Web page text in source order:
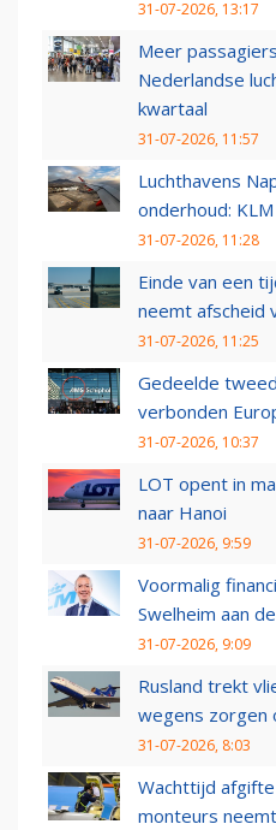
31-07-2026, 13:17
Meer
Nederlandse
kwartaal
31-07-2026, 11:57
Luchthavens
onderhoud:
31-07-2026, 11:28
Einde van een
neemt afscheid
31-07-2026, 11:25
Gedeelde
verbonden
31-07-2026, 10:37
LOT opent in
naar Hanoi
31-07-2026, 9:59
Voormalig
Swelheim aan
31-07-2026, 9:09
Rusland trekt
wegens zorgen
31-07-2026, 8:03
Wachttijd
monteurs